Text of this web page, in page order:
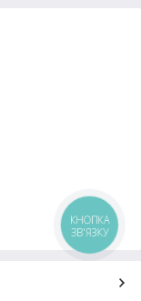
КНОПКА
ЗВ'ЯЗКУ